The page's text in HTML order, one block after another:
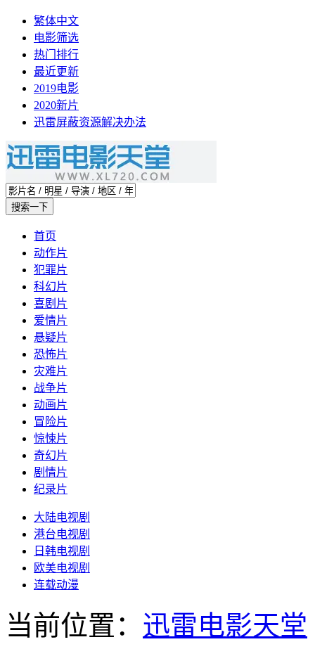
繁体中文
电影筛选
热门排行
最近更新
2019电影
2020新片
迅雷屏蔽资源解决办法
首页
动作片
犯罪片
科幻片
喜剧片
爱情片
悬疑片
恐怖片
灾难片
战争片
动画片
冒险片
惊悚片
奇幻片
剧情片
纪录片
大陆电视剧
港台电视剧
日韩电视剧
欧美电视剧
连载动漫
当前位置： 迅雷电影天堂